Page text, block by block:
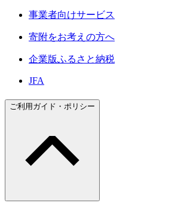
事業者向けサービス
寄附をお考えの方へ
企業版ふるさと納税
JFA
ご利用ガイド・ポリシー